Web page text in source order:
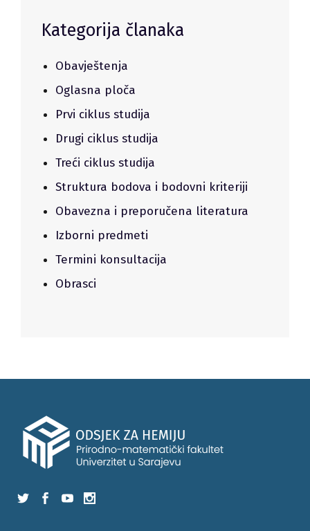
Kategorija članaka
Obavještenja
Oglasna ploča
Prvi ciklus studija
Drugi ciklus studija
Treći ciklus studija
Struktura bodova i bodovni kriteriji
Obavezna i preporučena literatura
Izborni predmeti
Termini konsultacija
Obrasci